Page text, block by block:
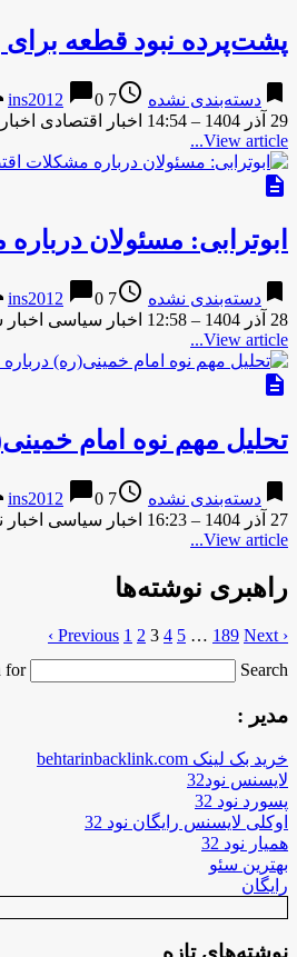
پشت‌پرده نبود قطعه برای
bookmark دسته‌بندی نشده access_time
7 months ago
ins2012 chat_bubble0
29 آذر 1404 – 14:54 اخبار اقتصادی اخبار صنعت و تجارت خودروهایی که امروز در کف کارخانه‌‌ها خاک می‌خورند، قربانی …
View article...
description
ابوترابی: مسئولان
bookmark دسته‌بندی نشده access_time
7 months ago
ins2012 chat_bubble0
28 آذر 1404 – 12:58 اخبار سیاسی اخبار سیاست ایران امام جمعه موقت تهران گفت: دولتمردان با مردم سخن بگویند …
View article...
description
تحلیل مهم نوه امام
bookmark دسته‌بندی نشده access_time
7 months ago
ins2012 chat_bubble0
27 آذر 1404 – 16:23 اخبار سیاسی اخبار نظامی | دفاعی | امنیتی حجت‌الاسلام والمسلمین سیدعلی خمینی نقش فرماندهی معظم …
View article...
راهبری نوشته‌ها
‹ Previous
1 2 3 4 5 … 189 Next ›
for
Search …
مدیر :
خرید بک لینک behtarinbacklink.com
لایسنس نود32
پسورد نود 32
اوکلی لایسنس رایگان نود 32
همیار نود 32
بهترین سئو
رایگان
نوشته‌های تازه